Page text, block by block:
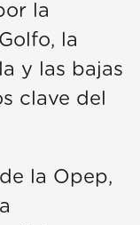
la
la
y las bajas
clave del
la Opep,